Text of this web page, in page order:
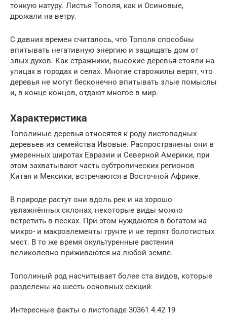
тонкую натуру. Листья Тополя, как и Осиновые,
дрожали на ветру.
С давних времен считалось, что Тополя способны
впитывать негативную энергию и защищать дом от
злых духов. Как стражники, высокие деревья стояли на
улицах в городах и селах. Многие старожилы верят, что
деревья не могут бесконечно впитывать злые помыслы
и, в конце концов, отдают многое в мир.
Характеристика
Тополиные деревья относятся к роду листопадных
деревьев из семейства Ивовые. Распространены они в
умеренных широтах Евразии и Северной Америки, при
этом захватывают часть субтропических регионов
Китая и Мексики, встречаются в Восточной Африке.
В природе растут они вдоль рек и на хорошо
увлажнённых склонах, некоторые виды можно
встретить в песках. При этом нуждаются в богатом на
микро- и макроэлементы грунте и не терпят болотистых
мест. В то же время окультуренные растения
великолепно приживаются на любой земле.
Тополиный род насчитывает более ста видов, которые
разделены на шесть основных секций:
Интересные факты о листопаде 30361 4.42 19